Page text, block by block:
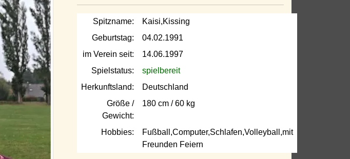
Spitzname:
Kaisi,Kissing
Geburtstag:
04.02.1991
im Verein seit:
14.06.1997
Spielstatus:
spielbereit
Herkunftsland:
Deutschland
Größe /
Gewicht:
180 cm / 60 kg
Hobbies:
Fußball,Computer,Schlafen,Volleyball,mit
Freunden Feiern